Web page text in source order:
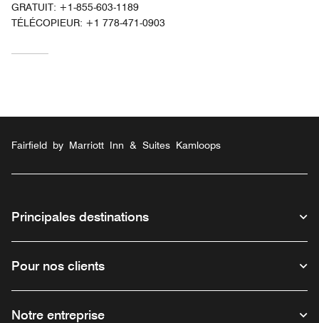
GRATUIT: +1-855-603-1189
TÉLÉCOPIEUR: +1 778-471-0903
Fairfield by Marriott Inn & Suites Kamloops
Principales destinations
Pour nos clients
Notre entreprise